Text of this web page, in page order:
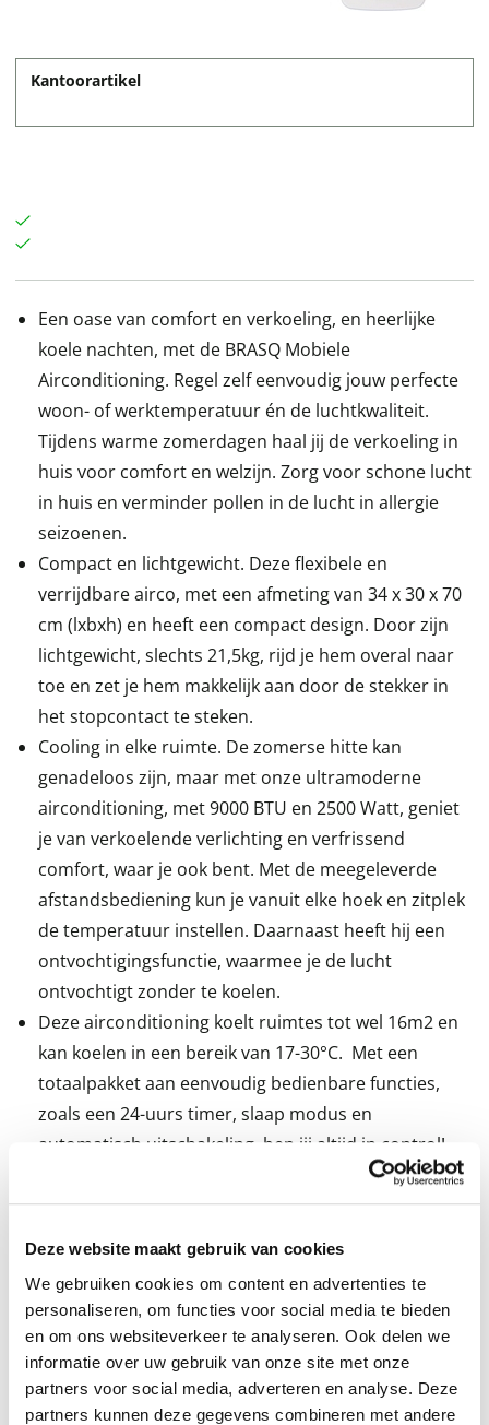
Deze website maakt gebruik van cookies
We gebruiken cookies om content en advertenties te
personaliseren, om functies voor social media te bieden
en om ons websiteverkeer te analyseren. Ook delen we
informatie over uw gebruik van onze site met onze
partners voor social media, adverteren en analyse. Deze
partners kunnen deze gegevens combineren met andere
Kantoorartikel
Een oase van comfort en verkoeling, en heerlijke
koele nachten, met de BRASQ Mobiele
Airconditioning. Regel zelf eenvoudig jouw perfecte
woon- of werktemperatuur én de luchtkwaliteit.
Tijdens warme zomerdagen haal jij de verkoeling in
huis voor comfort en welzijn. Zorg voor schone lucht
in huis en verminder pollen in de lucht in allergie
seizoenen.
Compact en lichtgewicht. Deze flexibele en
verrijdbare airco, met een afmeting van 34 x 30 x 70
cm (lxbxh) en heeft een compact design. Door zijn
lichtgewicht, slechts 21,5kg, rijd je hem overal naar
toe en zet je hem makkelijk aan door de stekker in
het stopcontact te steken.
Cooling in elke ruimte. De zomerse hitte kan
genadeloos zijn, maar met onze ultramoderne
airconditioning, met 9000 BTU en 2500 Watt, geniet
je van verkoelende verlichting en verfrissend
comfort, waar je ook bent. Met de meegeleverde
afstandsbediening kun je vanuit elke hoek en zitplek
de temperatuur instellen. Daarnaast heeft hij een
ontvochtigingsfunctie, waarmee je de lucht
ontvochtigt zonder te koelen.
Deze airconditioning koelt ruimtes tot wel 16m2 en
kan koelen in een bereik van 17-30°C. Met een
totaalpakket aan eenvoudig bedienbare functies,
zoals een 24-uurs timer, slaap modus en
automatisch uitschakeling, ben jij altijd in control!
Energie- en kostenbesparing. Onze airconditioner
is efficiënt en effectief ontworpen met een gering
energierekening.
Installatie De airco wordt geleverd inclusief een
raamafdichtingskit en afvoerslang, geschikt voor
schuiframen.
Dit wordt gebruikt om de ruimte rond het open